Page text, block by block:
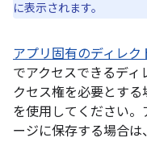
に表示されます。
アプリ固有のディレク
でアクセスできるデ
クセス権を必要とす
を使用してください
ージに保存する場合は、